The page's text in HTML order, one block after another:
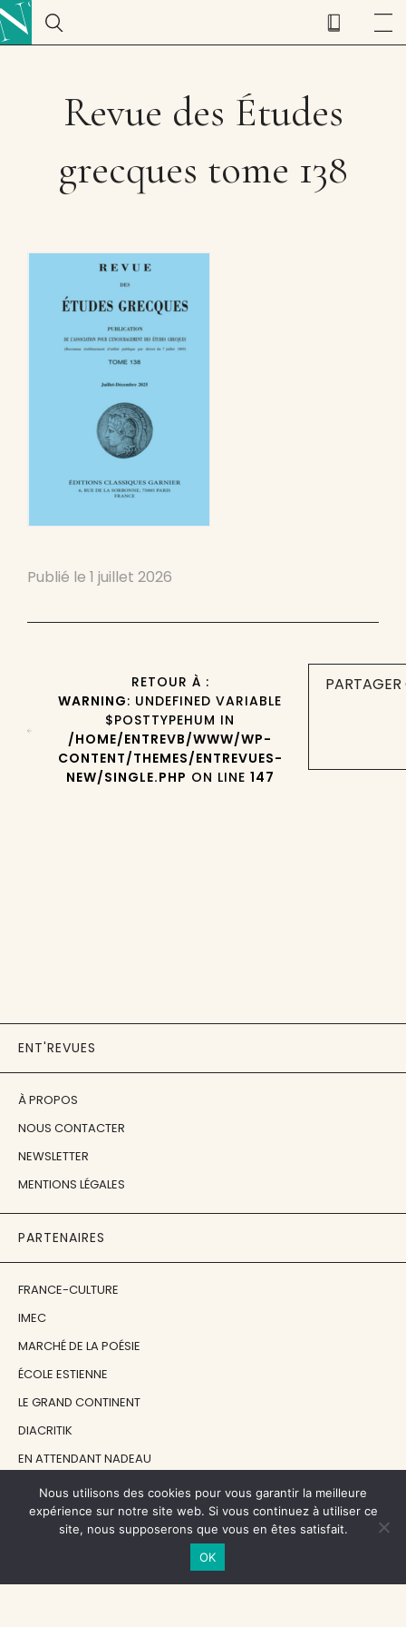
Revue des Études
grecques tome 138
Publié le 1 juillet 2026
RETOUR À :
WARNING: UNDEFINED VARIABLE
$POSTTYPEHUM IN
/HOME/ENTREVB/WWW/WP-
CONTENT/THEMES/ENTREVUES-
NEW/SINGLE.PHP ON LINE 147
ENT'REVUES
À PROPOS
NOUS CONTACTER
NEWSLETTER
MENTIONS LÉGALES
PARTENAIRES
FRANCE-CULTURE
IMEC
MARCHÉ DE LA POÉSIE
ÉCOLE ESTIENNE
LE GRAND CONTINENT
DIACRITIK
EN ATTENDANT NADEAU
NOS SOUTIENS
Nous utilisons des cookies pour vous garantir la meilleure
expérience sur notre site web. Si vous continuez à utiliser ce
site, nous supposerons que vous en êtes satisfait.
OK